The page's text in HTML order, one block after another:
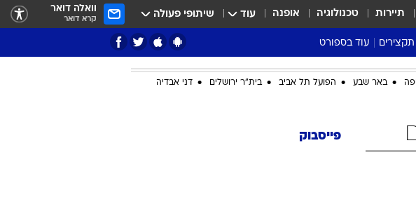
תיירות טכנולוגיה אופנה עוד שיתופי פעולה וואלה דואר
קרא דואר
תקצירים עוד בספורט
מונדיאל 2026
NBA
פודקאסטים
מסכמים מחזור
באר שבע הפועל תל אביב בית"ר ירושלים דני אבדיה
פייסבוק